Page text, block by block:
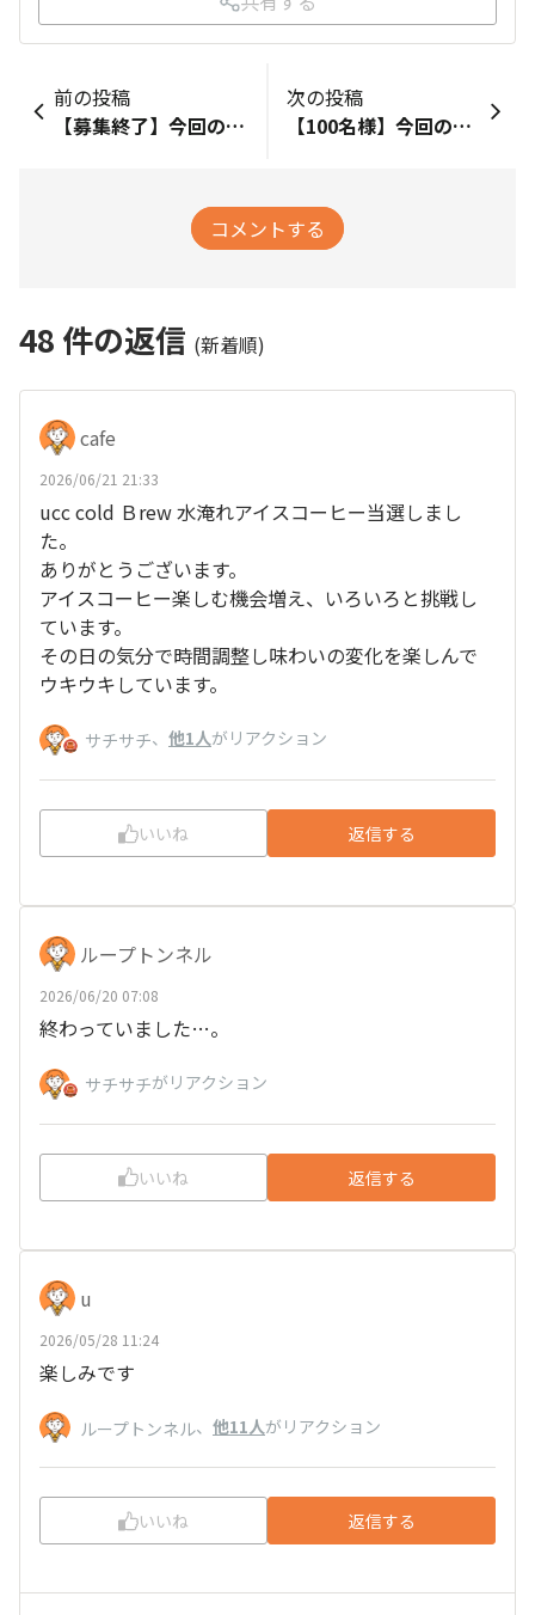
前の投稿
【募集終了】今回のお試し品は「UCC GOLD SPECIAL PREMIUM 柑橘 140g（粉）」！
次の投稿
【100名様】今回のお試し品は「UCC Cold Brew シングルオリジン コーヒーバッグ 水淹れアイスコーヒー 4袋」！
コメントする
48 件の返信 (新着順)
cafe
2026/06/21 21:33
ucc cold Ｂrew 水淹れアイスコーヒー当選しまし
た。
ありがとうございます。
アイスコーヒー楽しむ機会増え、いろいろと挑戦し
ています。
その日の気分で時間調整し味わいの変化を楽しんで
ウキウキしています。
サチサチ、 他1人がリアクション
いいね 返信する
ループトンネル
2026/06/20 07:08
終わっていました…。
サチサチがリアクション
いいね 返信する
u
2026/05/28 11:24
楽しみです
ループトンネル、 他11人がリアクション
いいね 返信する